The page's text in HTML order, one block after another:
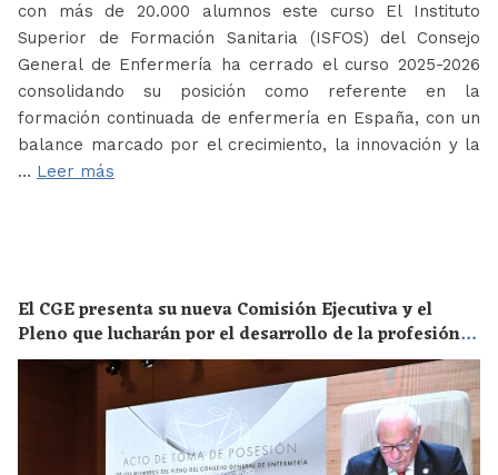
con más de 20.000 alumnos este curso El Instituto
Superior de Formación Sanitaria (ISFOS) del Consejo
General de Enfermería ha cerrado el curso 2025-2026
consolidando su posición como referente en la
formación continuada de enfermería en España, con un
balance marcado por el crecimiento, la innovación y la
… Leer más
El CGE presenta su nueva Comisión Ejecutiva y el
Pleno que lucharán por el desarrollo de la profesión
en los próximos años